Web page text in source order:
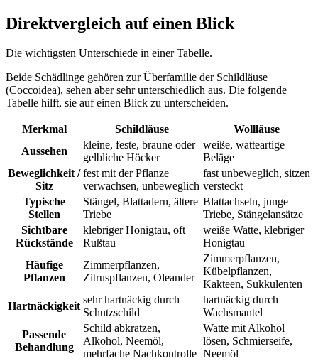
Direktvergleich auf einen Blick
Die wichtigsten Unterschiede in einer Tabelle.
Beide Schädlinge gehören zur Überfamilie der Schildläuse
(Coccoidea), sehen aber sehr unterschiedlich aus. Die folgende
Tabelle hilft, sie auf einen Blick zu unterscheiden.
Merkmal Schildläuse
Wollläuse
Aussehen
kleine, feste, braune oder
gelbliche Höcker
weiße, watteartige
Beläge
Beweglichkeit /
Sitz
fest mit der Pflanze
verwachsen, unbeweglich
fast unbeweglich, sitzen
versteckt
Typische
Stellen
Stängel, Blattadern, ältere
Triebe
Blattachseln, junge
Triebe, Stängelansätze
Sichtbare
Rückstände
klebriger Honigtau, oft
Rußtau
weiße Watte, klebriger
Honigtau
Häufige
Pflanzen
Zimmerpflanzen,
Zitruspflanzen, Oleander
Zimmerpflanzen,
Kübelpflanzen,
Kakteen, Sukkulenten
Hartnäckigkeit
sehr hartnäckig durch
Schutzschild
hartnäckig durch
Wachsmantel
Passende
Behandlung
Schild abkratzen,
Alkohol, Neemöl,
mehrfache Nachkontrolle
Watte mit Alkohol
lösen, Schmierseife,
Neemöl